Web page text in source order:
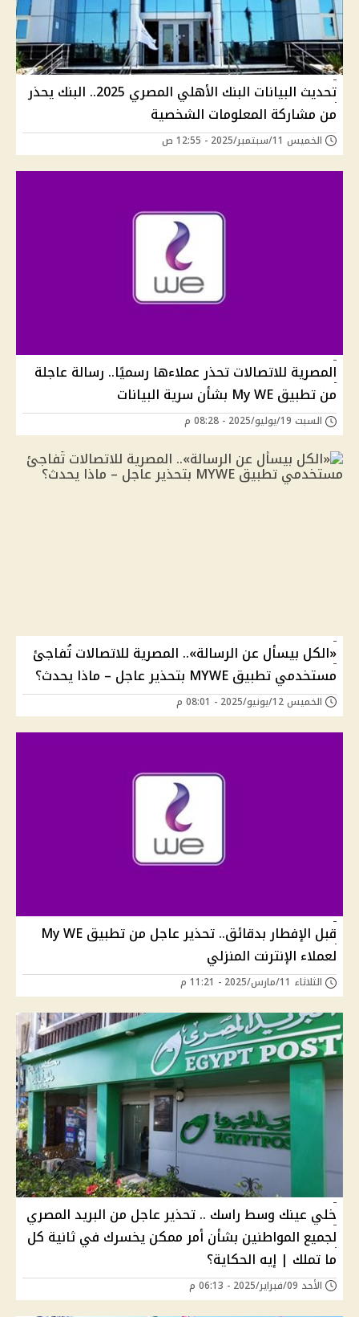
تحديث البيانات البنك الأهلي المصري 2025.. البنك يحذر
من مشاركة المعلومات الشخصية
الخميس 11/سبتمبر/2025 - 12:55 ص
المصرية للاتصالات تحذر عملاءها رسميًا.. رسالة عاجلة
من تطبيق My WE بشأن سرية البيانات
السبت 19/يوليو/2025 - 08:28 م
«الكل بيسأل عن الرسالة».. المصرية للاتصالات تُفاجئ
مستخدمي تطبيق MYWE بتحذير عاجل – ماذا يحدث؟
الخميس 12/يونيو/2025 - 08:01 م
قبل الإفطار بدقائق.. تحذير عاجل من تطبيق My WE
لعملاء الإنترنت المنزلي
الثلاثاء 11/مارس/2025 - 11:21 م
خلي عينك وسط راسك .. تحذير عاجل من البريد المصري
لجميع المواطنين بشأن أمر ممكن يخسرك في ثانية كل
ما تملك | إيه الحكاية؟
الأحد 09/فبراير/2025 - 06:13 م